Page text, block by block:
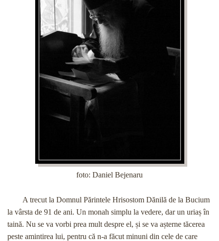
foto: Daniel Bejenaru
A trecut la Domnul Părintele Hrisostom Dănilă de la Bucium
la vârsta de 91 de ani. Un monah simplu la vedere, dar un uriaș în
taină. Nu se va vorbi prea mult despre el, și se va așterne tăcerea
peste amintirea lui, pentru că n-a făcut minuni din cele de care